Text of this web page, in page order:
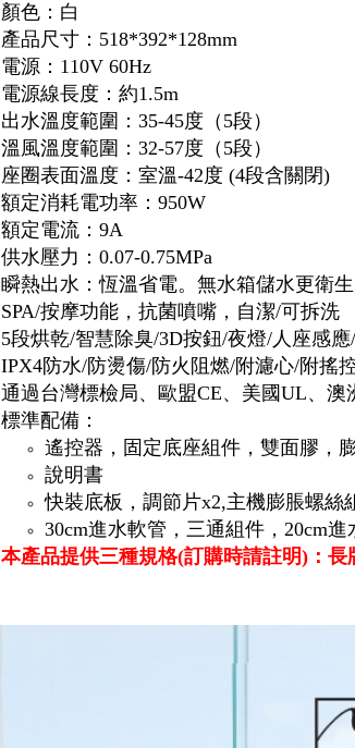
顏色：白
產品尺寸：518*392*128mm
電源：110V 60Hz
電源線長度：約1.5m
出水溫度範圍：35-45度（5段）
溫風溫度範圍：32-57度（5段）
座圈表面溫度：室溫-42度 (4段含關閉)
額定消耗電功率：950W
額定電流：9A
供水壓力：0.07-0.75MPa
瞬熱出水：恆溫省電。無水箱儲水更衛生
SPA/按摩功能，抗菌噴嘴，自潔/可拆洗
5段烘乾/智慧除臭/3D按鈕/夜燈/人座感應
IPX4防水/防燙傷/防火阻燃/附濾心/附搖
通過台灣標檢局、歐盟CE、美國UL、
標準配備：
遙控器，固定底座組件，雙面膠，
說明書
快裝底板，調節片x2,主機膨脹螺絲
30cm進水軟管，三通組件，20cm進
本產品提供三種規格(訂購時請註明)：長